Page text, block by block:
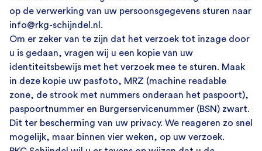
op de verwerking van uw persoonsgegevens sturen naar
info@rkg-schijndel.nl.
Om er zeker van te zijn dat het verzoek tot inzage door
u is gedaan, vragen wij u een kopie van uw
identiteitsbewijs met het verzoek mee te sturen. Maak
in deze kopie uw pasfoto, MRZ (machine readable
zone, de strook met nummers onderaan het paspoort),
paspoortnummer en Burgerservicenummer (BSN) zwart.
Dit ter bescherming van uw privacy. We reageren zo snel
mogelijk, maar binnen vier weken, op uw verzoek.